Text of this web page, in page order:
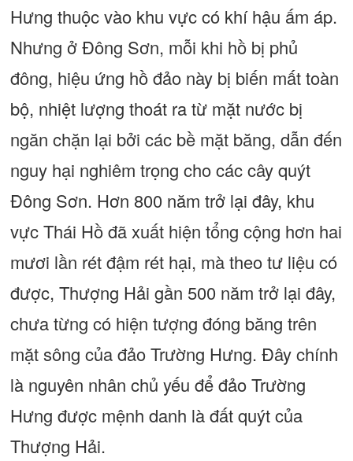
Hưng thuộc vào khu vực có khí hậu ấm áp.
Nhưng ở Đông Sơn, mỗi khi hồ bị phủ
đông, hiệu ứng hồ đảo này bị biến mất toàn
bộ, nhiệt lượng thoát ra từ mặt nước bị
ngăn chặn lại bởi các bề mặt băng, dẫn đến
nguy hại nghiêm trọng cho các cây quýt
Đông Sơn. Hơn 800 năm trở lại đây, khu
vực Thái Hồ đã xuất hiện tổng cộng hơn hai
mươi lần rét đậm rét hại, mà theo tư liệu có
được, Thượng Hải gần 500 năm trở lại đây,
chưa từng có hiện tượng đóng băng trên
mặt sông của đảo Trường Hưng. Đây chính
là nguyên nhân chủ yếu để đảo Trường
Hưng được mệnh danh là đất quýt của
Thượng Hải.